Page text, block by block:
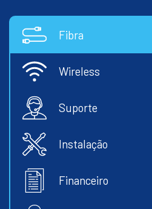
Fibra
Wireless
Suporte
Instalação
Financeiro